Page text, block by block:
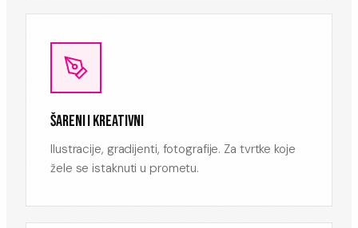
ŠARENI I KREATIVNI
Ilustracije, gradijenti, fotografije. Za tvrtke koje
žele se istaknuti u prometu.